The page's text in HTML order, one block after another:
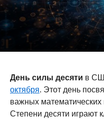
День силы десяти в
октября. Этот день
важных
Степени десяти играют